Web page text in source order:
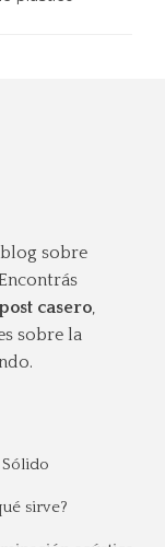
sobre
casero,
sobre la
sirve?